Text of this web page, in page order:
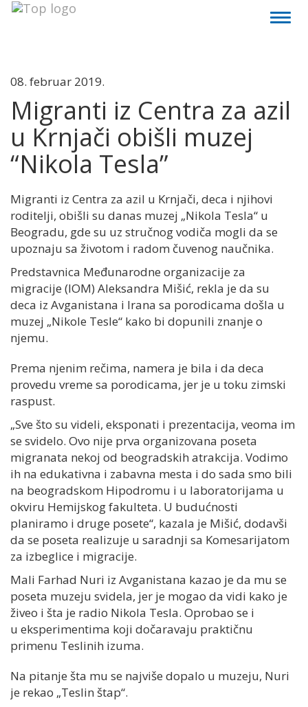
08. februar 2019.
Migranti iz Centra za azil
u Krnjači obišli muzej
“Nikola Tesla”
Migranti iz Centra za azil u Krnjači, deca i njihovi
roditelji, obišli su danas muzej „Nikola Tesla“ u
Beogradu, gde su uz stručnog vodiča mogli da se
upoznaju sa životom i radom čuvenog naučnika.
Predstavnica Međunarodne organizacije za
migracije (IOM) Aleksandra Mišić, rekla je da su
deca iz Avganistana i Irana sa porodicama došla u
muzej „Nikole Tesle“ kako bi dopunili znanje o
njemu.
Prema njenim rečima, namera je bila i da deca
provedu vreme sa porodicama, jer je u toku zimski
raspust.
„Sve što su videli, eksponati i prezentacija, veoma im
se svidelo. Ovo nije prva organizovana poseta
migranata nekoj od beogradskih atrakcija. Vodimo
ih na edukativna i zabavna mesta i do sada smo bili
na beogradskom Hipodromu i u laboratorijama u
okviru Hemijskog fakulteta. U budućnosti
planiramo i druge posete“, kazala je Mišić, dodavši
da se poseta realizuje u saradnji sa Komesarijatom
za izbeglice i migracije.
Mali Farhad Nuri iz Avganistana kazao je da mu se
poseta muzeju svidela, jer je mogao da vidi kako je
živeo i šta je radio Nikola Tesla. Oprobao se i
u eksperimentima koji dočaravaju praktičnu
primenu Teslinih izuma.
Na pitanje šta mu se najviše dopalo u muzeju, Nuri
je rekao „Teslin štap“.